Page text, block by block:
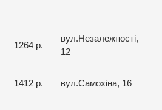
1264 р.
вул.Незалежності,
12
1412 р. вул.Самохіна, 16